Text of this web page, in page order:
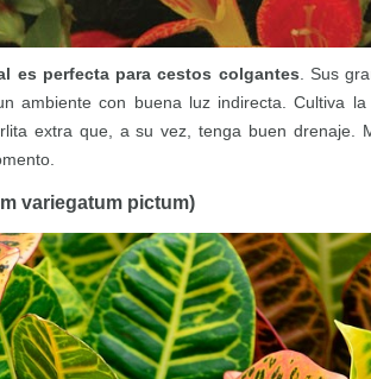
es perfecta para cestos colgantes. Sus
ambiente con buena luz indirecta. Cultiva
extra que, a su vez, tenga buen drenaje.
variegatum pictum)